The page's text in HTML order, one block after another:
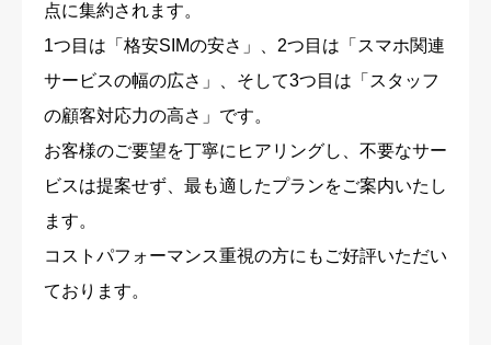
点に集約されます。
1つ目は「格安SIMの安さ」、2つ目は「スマホ関連
サービスの幅の広さ」、そして3つ目は「スタッフ
の顧客対応力の高さ」です。
お客様のご要望を丁寧にヒアリングし、不要なサー
ビスは提案せず、最も適したプランをご案内いたし
ます。
コストパフォーマンス重視の方にもご好評いただい
ております。